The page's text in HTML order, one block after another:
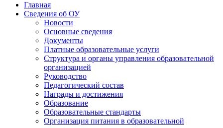
Главная
Сведения об ОУ
Новости
Основные сведения
Документы
Платные образовательные услуги
Структура и органы управления образовательной
организацией
Руководство
Педагогический состав
Награды и достижения
Образование
Образовательные стандарты
Организация питания в образовательной